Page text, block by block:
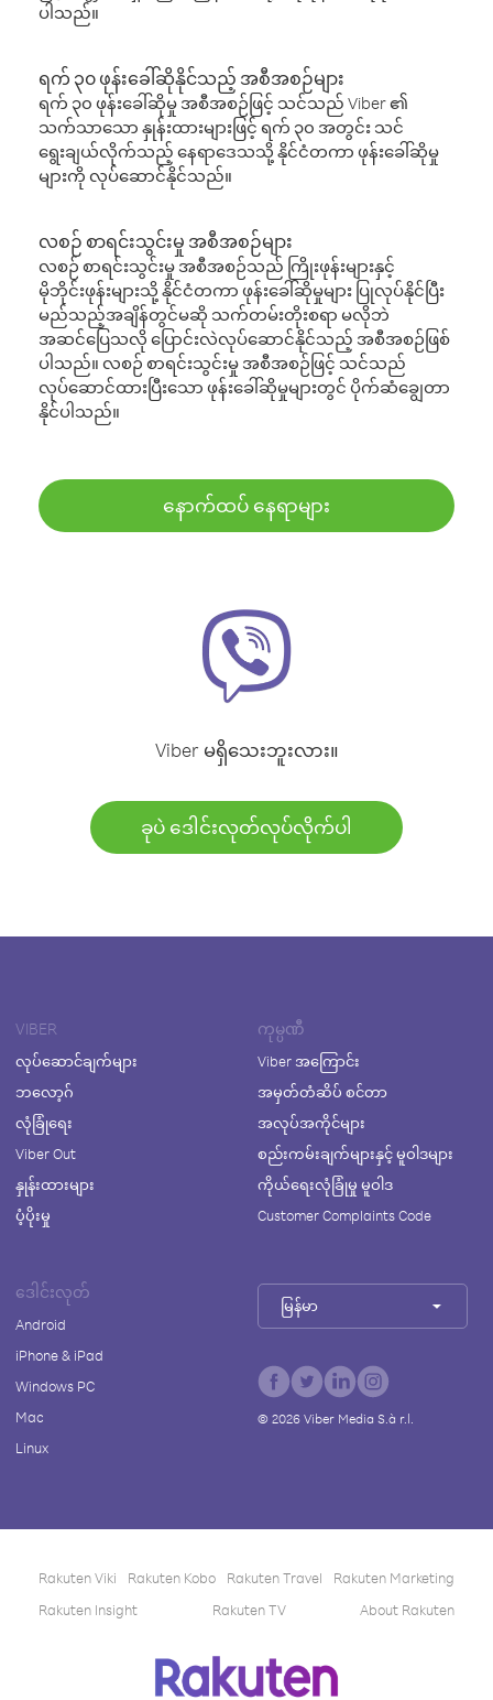
ပါသည်။
ရက် ၃၀ ဖုန်းခေါ်ဆိုနိုင်သည့် အစီအစဉ်များ
ရက် ၃၀ ဖုန်းခေါ်ဆိုမှု အစီအစဉ်ဖြင့် သင်သည် Viber ၏
သက်သာသော နှုန်းထားများဖြင့် ရက် ၃၀ အတွင်း သင်
ရွေးချယ်လိုက်သည့် နေရာဒေသသို့ နိုင်ငံတကာ ဖုန်းခေါ်ဆိုမှု
များကို လုပ်ဆောင်နိုင်သည်။
လစဉ် စာရင်းသွင်းမှု အစီအစဉ်များ
လစဉ် စာရင်းသွင်းမှု အစီအစဉ်သည် ကြိုးဖုန်းများနှင့်
မိုဘိုင်းဖုန်းများသို့ နိုင်ငံတကာ ဖုန်းခေါ်ဆိုမှုများ ပြုလုပ်နိုင်ပြီး
မည်သည့်အချိန်တွင်မဆို သက်တမ်းတိုးစရာ မလိုဘဲ
အဆင်ပြေသလို ပြောင်းလဲလုပ်ဆောင်နိုင်သည့် အစီအစဉ်ဖြစ်
ပါသည်။ လစဉ် စာရင်းသွင်းမှု အစီအစဉ်ဖြင့် သင်သည်
လုပ်ဆောင်ထားပြီးသော ဖုန်းခေါ်ဆိုမှုများတွင် ပိုက်ဆံချွေတာ
နိုင်ပါသည်။
နောက်ထပ် နေရာများ
Viber မရှိသေးဘူးလား။
ခုပဲ ဒေါင်းလုတ်လုပ်လိုက်ပါ
VIBER
လုပ်ဆောင်ချက်များ
ဘလော့ဂ်
လုံခြုံရေး
Viber Out
နှုန်းထားများ
ပံ့ပိုးမှု
ကုမ္ပဏီ
Viber အကြောင်း
အမှတ်တံဆိပ် စင်တာ
အလုပ်အကိုင်များ
စည်းကမ်းချက်များနှင့် မူဝါဒများ
ကိုယ်ရေးလုံခြုံမှု မူဝါဒ
Customer Complaints Code
ဒေါင်းလုတ်
Android
iPhone & iPad
Windows PC
Mac
Linux
မြန်မာ
© 2026Viber Media S.à r.l.
Rakuten Viki Rakuten Kobo Rakuten Travel
Rakuten Marketing
Rakuten Insight
Rakuten TV About Rakuten